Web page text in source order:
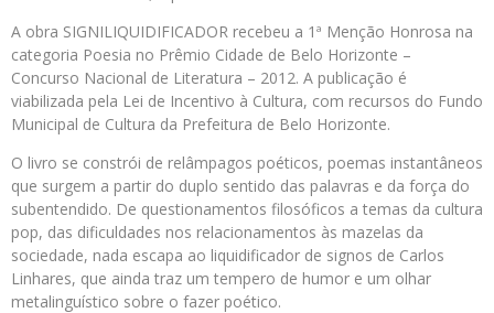
A obra SIGNILIQUIDIFICADOR recebeu a 1ª Menção Honrosa na
categoria Poesia no Prêmio Cidade de Belo Horizonte –
Concurso Nacional de Literatura – 2012. A publicação é
viabilizada pela Lei de Incentivo à Cultura, com recursos do Fundo
Municipal de Cultura da Prefeitura de Belo Horizonte.
O livro se constrói de relâmpagos poéticos, poemas instantâneos
que surgem a partir do duplo sentido das palavras e da força do
subentendido. De questionamentos filosóficos a temas da cultura
pop, das dificuldades nos relacionamentos às mazelas da
sociedade, nada escapa ao liquidificador de signos de Carlos
Linhares, que ainda traz um tempero de humor e um olhar
metalinguístico sobre o fazer poético.